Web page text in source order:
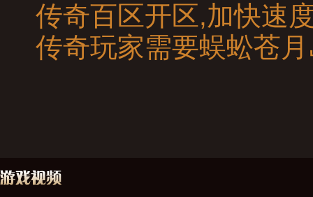
传奇百区开区,加快速
传奇玩家需要蜈蚣苍